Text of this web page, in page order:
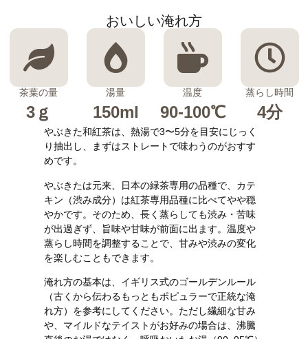
おいしい淹れ方
茶葉の量
3ｇ
湯量
150ml
温度
90-100℃
蒸らし時間
4分
やぶきた和紅茶は、熱湯で3〜5分を目安にじっく
り抽出し、まずはストレートで味わうのがおすす
めです。
やぶきたは元来、日本の緑茶専用の品種で、カテ
キン（渋み成分）は紅茶専用品種に比べてやや穏
やかです。そのため、長く蒸らしても渋み・苦味
が出過ぎず、旨味や甘味が前面に出ます。温度や
蒸らし時間を調整することで、甘みや渋みの変化
を楽しむこともできます。
淹れ方の基本は、イギリス式のゴールデンルール
（古くから伝わるもっともポピュラーで正統な淹
れ方）を参考にしてください。ただし繊細な甘み
や、マイルドなテイストがお好みの場合は、沸騰